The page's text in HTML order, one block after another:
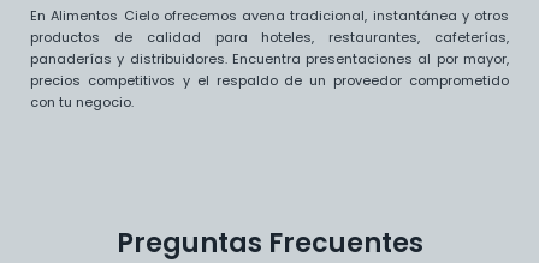
En Alimentos Cielo ofrecemos avena tradicional, instantánea y otros
productos de calidad para hoteles, restaurantes, cafeterías,
panaderías y distribuidores. Encuentra presentaciones al por mayor,
precios competitivos y el respaldo de un proveedor comprometido
con tu negocio.
Preguntas Frecuentes